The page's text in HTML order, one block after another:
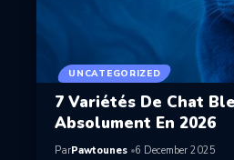
UNCATEGORIZED
7 Variétés De Chat
Absolument En 2026
ParPawtounes 6 December 2025